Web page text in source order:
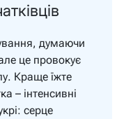
думаючи
це провокує
Краще їжте
– інтенсивні
серце